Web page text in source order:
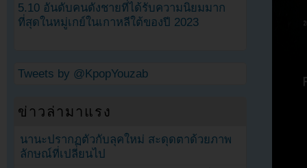
5.10 อันดับคนดังชายที่ได้รับความนิยมมาก
ที่สุดในหมู่เกย์ในเกาหลีใต้ของปี 2023
Tweets by @KpopYouzab
ข่าวล่ามาแรง
นานะปรากฏตัวกับลุคใหม่ สะดุดตาด้วยภาพ
ลักษณ์ที่เปลี่ยนไป